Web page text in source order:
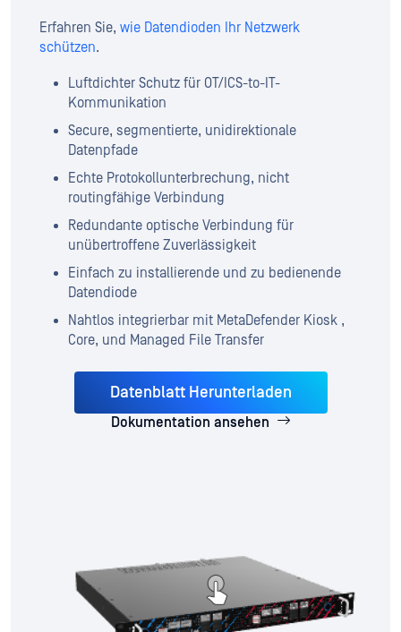
Erfahren Sie, wie Datendioden Ihr Netzwerk
schützen.
Luftdichter Schutz für OT/ICS-to-IT-
Kommunikation
Secure, segmentierte, unidirektionale
Datenpfade
Echte Protokollunterbrechung, nicht
routingfähige Verbindung
Redundante optische Verbindung für
unübertroffene Zuverlässigkeit
Einfach zu installierende und zu bedienende
Datendiode
Nahtlos integrierbar mit MetaDefender Kiosk ,
Core, und Managed File Transfer
Datenblatt Herunterladen
Dokumentation ansehen